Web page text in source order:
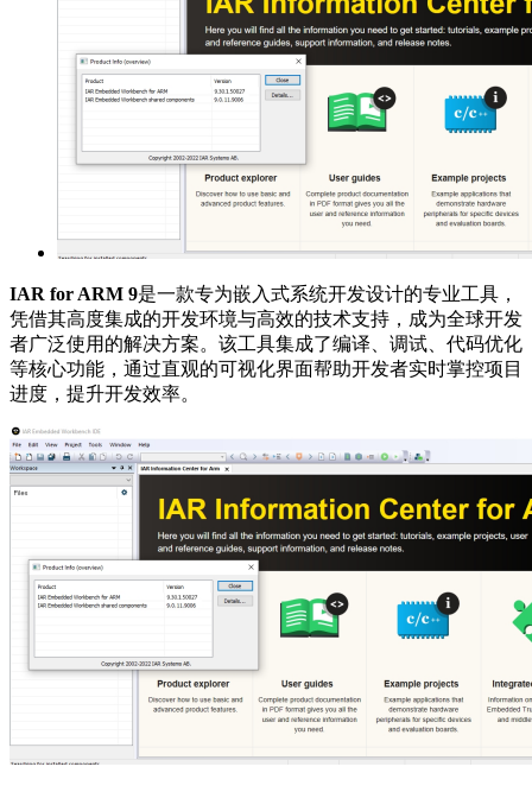
IAR for ARM 9是一款专为嵌入式系统开发设计的专业工具，
凭借其高度集成的开发环境与高效的技术支持，成为全球开发
者广泛使用的解决方案。该工具集成了编译、调试、代码优化
等核心功能，通过直观的可视化界面帮助开发者实时掌控项目
进度，提升开发效率。